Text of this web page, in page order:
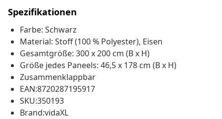
Spezifikationen
Farbe: Schwarz
Material: Stoff (100 % Polyester), Eisen
Gesamtgröße: 300 x 200 cm (B x H)
Größe jedes Paneels: 46,5 x 178 cm (B x H)
Zusammenklappbar
EAN:8720287195917
SKU:350193
Brand:vidaXL